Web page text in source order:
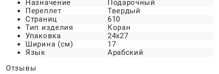
Назначение
Подарочный
Переплет
Твердый
Страниц
610
Тип изделия
Коран
Упаковка
24х27
Ширина (см)
17
Язык
Арабский
Отзывы